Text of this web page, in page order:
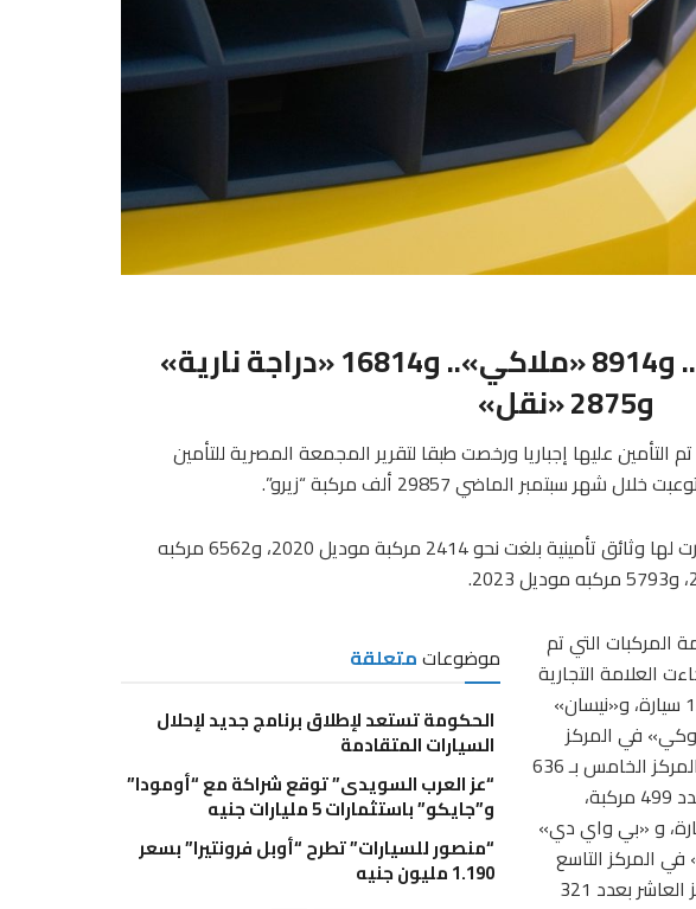
ترخيص 29857 «زيرو».. و8914 «ملاكي».. و16814 «دراجة نارية»
و2875 «نقل»
عليها إجباريا ورخصت طبقا لتقرير المجمعة المصرية للتأمين
سبتمبر الماضي 29857 ألف مركبة “زيرو”.
وأكد التقرير، أن إجمالي المركبات التي صدرت لها وثائق تأمينية بلغت نحو 2414 مركبة موديل 2020، و6562 مركبه
موضوعاتمتعلقة
الحكومة تستعد لإطلاق برنامج جديد لإحلال
السيارات المتقادمة
“عز العرب السويدى” توقع شراكة مع “أومودا”
و”جايكو” باستثمارات 5 مليارات جنيه
“منصور للسيارات” تطرح “أوبل فرونتيرا” بسعر
1.190 مليون جنيه
المركبات التي تم
2764 مركبة، و جاءت العلامة التجارية
«شيري –غبور» في المركز الثاني بنحو 1580 سيارة، و«نيسان»
سيارة، و«سوزوكي» في المركز
الرابع بنحو 1033 سيارة، و«هيونداى» في المركز الخامس بـ 636
مركبة، و «إم جي» في المركز السادس بعدد 499 مركبة،
في المركز السابع بعدد 494 سيارة، و «بي واي دي»
و «كيا» في المركز التاسع
بعدد 345 مركبة، و «مرسيدس» فى المركز العاشر بعدد 321